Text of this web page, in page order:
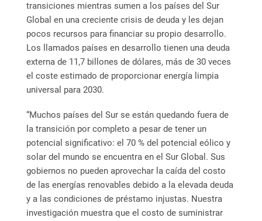
transiciones mientras sumen a los países del Sur
Global en una creciente crisis de deuda y les dejan
pocos recursos para financiar su propio desarrollo.
Los llamados países en desarrollo tienen una deuda
externa de 11,7 billones de dólares, más de 30 veces
el coste estimado de proporcionar energía limpia
universal para 2030.
“Muchos países del Sur se están quedando fuera de
la transición por completo a pesar de tener un
potencial significativo: el 70 % del potencial eólico y
solar del mundo se encuentra en el Sur Global. Sus
gobiernos no pueden aprovechar la caída del costo
de las energías renovables debido a la elevada deuda
y a las condiciones de préstamo injustas. Nuestra
investigación muestra que el costo de suministrar